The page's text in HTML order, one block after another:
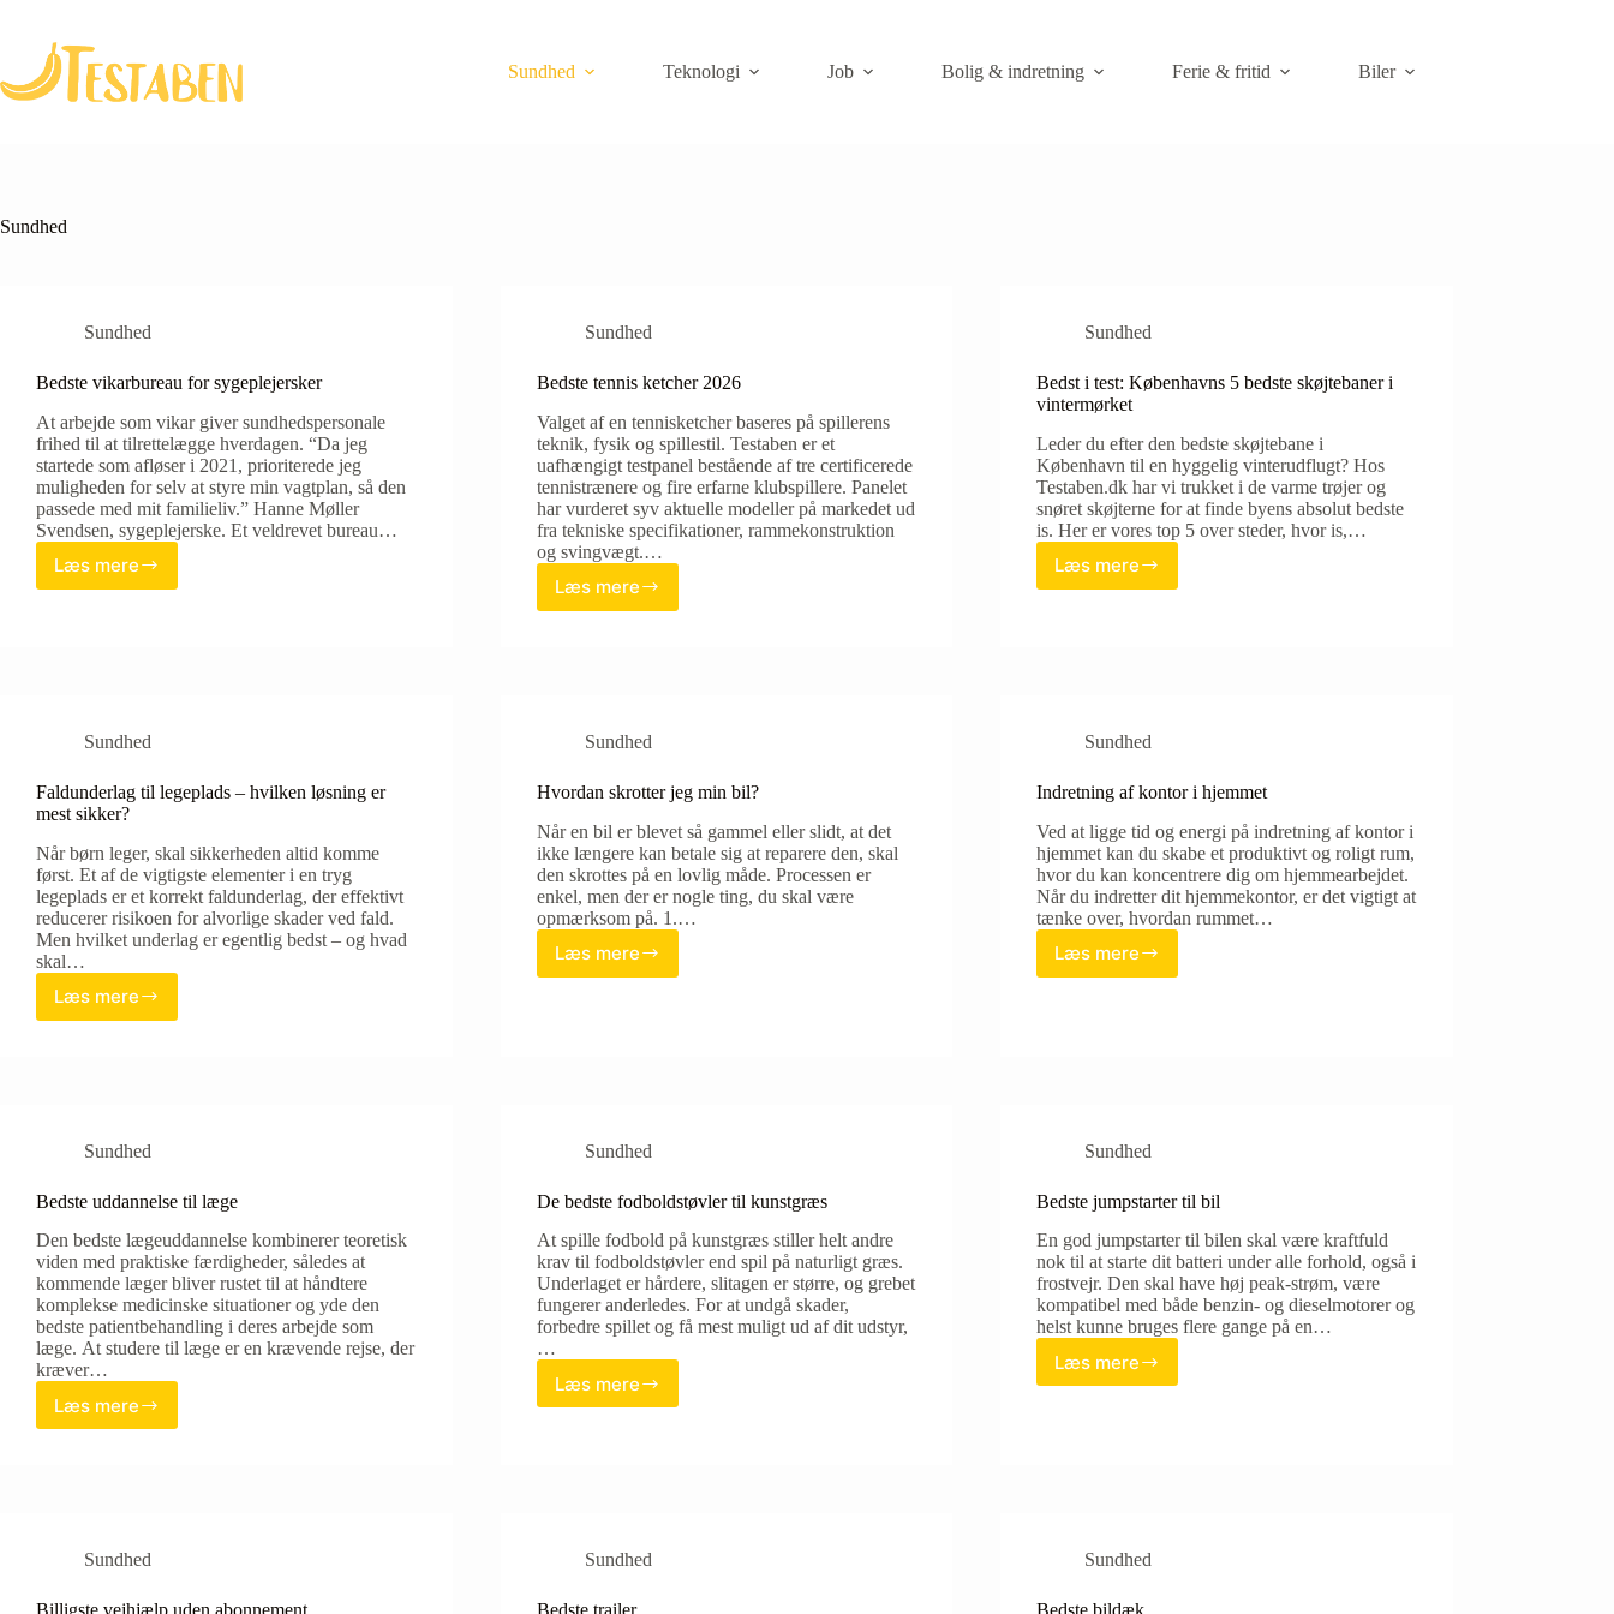
content
Sundhed
Teknologi Job Bolig & indretning Ferie & fritid Biler
Sundhed
Sundhed
Bedste vikarbureau for sygeplejersker
At arbejde som vikar giver sundhedspersonale
frihed til at tilrettelægge hverdagen. “Da jeg
startede som afløser i 2021, prioriterede jeg
muligheden for selv at styre min vagtplan, så den
passede med mit familieliv.” Hanne Møller
Svendsen, sygeplejerske. Et veldrevet bureau…
Læs mere
Bedste
Sundhed
Bedste tennis ketcher 2026
Valget af en tennisketcher baseres på spillerens
teknik, fysik og spillestil. Testaben er et
uafhængigt testpanel bestående af tre certificerede
tennistrænere og fire erfarne klubspillere. Panelet
har vurderet syv aktuelle modeller på markedet ud
fra tekniske specifikationer, rammekonstruktion
og svingvægt.…
Læs mere
Bedste
Sundhed
Bedst i test: Københavns 5 bedste skøjtebaner i
vintermørket
Leder du efter den bedste skøjtebane i
København til en hyggelig vinterudflugt? Hos
Testaben.dk har vi trukket i de varme trøjer og
snøret skøjterne for at finde byens absolut bedste
is. Her er vores top 5 over steder, hvor is,…
Læs mere
Bedst
i
Sundhed
Faldunderlag til legeplads – hvilken løsning er
mest sikker?
Når børn leger, skal sikkerheden altid komme
først. Et af de vigtigste elementer i en tryg
legeplads er et korrekt faldunderlag, der effektivt
reducerer risikoen for alvorlige skader ved fald.
Men hvilket underlag er egentlig bedst – og hvad
skal…
Læs mereFaldunderlag
til
er
mest
Sundhed
Hvordan skrotter jeg min bil?
Når en bil er blevet så gammel eller slidt, at det
ikke længere kan betale sig at reparere den, skal
den skrottes på en lovlig måde. Processen er
enkel, men der er nogle ting, du skal være
opmærksom på. 1.…
Læs mereHvordan
skrotter
Sundhed
Indretning af kontor i hjemmet
Ved at ligge tid og energi på indretning af kontor i
hjemmet kan du skabe et produktivt og roligt rum,
hvor du kan koncentrere dig om hjemmearbejdet.
Når du indretter dit hjemmekontor, er det vigtigt at
tænke over, hvordan rummet…
Læs mereIndretning
af
Sundhed
Bedste uddannelse til læge
Den bedste lægeuddannelse kombinerer teoretisk
viden med praktiske færdigheder, således at
kommende læger bliver rustet til at håndtere
komplekse medicinske situationer og yde den
bedste patientbehandling i deres arbejde som
læge. At studere til læge er en krævende rejse, der
kræver…
Læs mere
Bedste
Sundhed
De bedste fodboldstøvler til kunstgræs
At spille fodbold på kunstgræs stiller helt andre
krav til fodboldstøvler end spil på naturligt græs.
Underlaget er hårdere, slitagen er større, og grebet
fungerer anderledes. For at undgå skader,
forbedre spillet og få mest muligt ud af dit udstyr,
…
Læs mere
De
Sundhed
Bedste jumpstarter til bil
En god jumpstarter til bilen skal være kraftfuld
nok til at starte dit batteri under alle forhold, også i
frostvejr. Den skal have høj peak-strøm, være
kompatibel med både benzin- og dieselmotorer og
helst kunne bruges flere gange på en…
Læs mere
Bedste
Sundhed Sundhed Sundhed